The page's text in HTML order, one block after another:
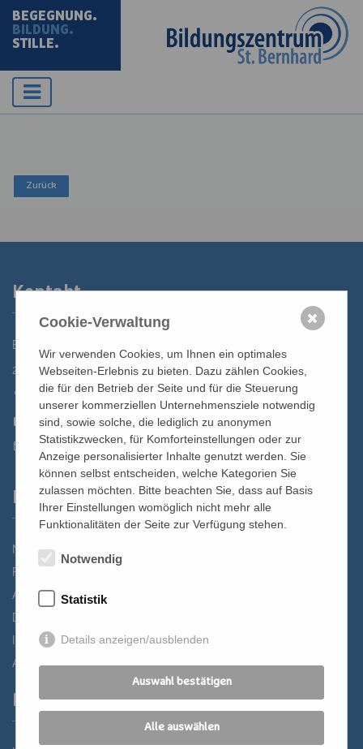
BEGEGNUNG.
BILDUNG.
STILLE.
Kontakt
Bildungszentrum St. Bernhard der Erzdiözese Wien
2700 Wiener Neustadt, Domplatz 1
02622 29131
02622 29131-5040
st.bernhard@edw.or.at
Links
Newsletter
Förderverein
Anreise
Datenschutz
Impressum
AGB
Partner
Cookie-Verwaltung
Wir verwenden Cookies, um Ihnen ein optimales
Webseiten-Erlebnis zu bieten. Dazu zählen Cookies,
die für den Betrieb der Seite und für die Steuerung
unserer kommerziellen Unternehmensziele notwendig
sind, sowie solche, die lediglich zu anonymen
Statistikzwecken, für Komforteinstellungen oder zur
Anzeige personalisierter Inhalte genutzt werden. Sie
können selbst entscheiden, welche Kategorien Sie
zulassen möchten. Bitte beachten Sie, dass auf Basis
Ihrer Einstellungen womöglich nicht mehr alle
Funktionalitäten der Seite zur Verfügung stehen.
Notwendig
Statistik
Details anzeigen/ausblenden
Auswahl bestätigen
Alle auswählen
✖